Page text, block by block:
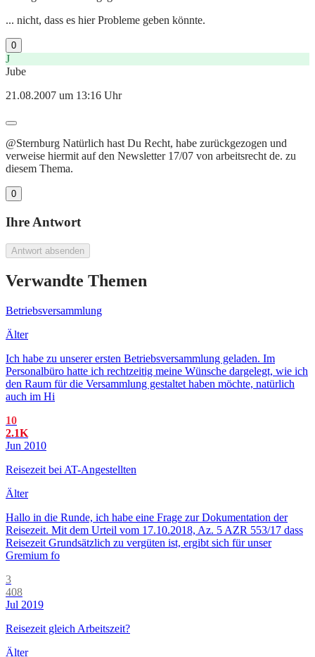
... nicht, dass es hier Probleme geben könnte.
0
J
Jube
21.08.2007 um 13:16 Uhr
@Sternburg Natürlich hast Du Recht, habe zurückgezogen und
verweise hiermit auf den Newsletter 17/07 von arbeitsrecht de. zu
diesem Thema.
0
Ihre Antwort
Antwort absenden
Verwandte Themen
Betriebsversammlung
Älter
Ich habe zu unserer ersten Betriebsversammlung geladen. Im
Personalbüro hatte ich rechtzeitig meine Wünsche dargelegt, wie ich
den Raum für die Versammlung gestaltet haben möchte, natürlich
auch im Hi
10
2.1K
Jun 2010
Reisezeit bei AT-Angestellten
Älter
Hallo in die Runde, ich habe eine Frage zur Dokumentation der
Reisezeit. Mit dem Urteil vom 17.10.2018, Az. 5 AZR 553/17 dass
Reisezeit Grundsätzlich zu vergüten ist, ergibt sich für unser
Gremium fo
3
408
Jul 2019
Reisezeit gleich Arbeitszeit?
Älter